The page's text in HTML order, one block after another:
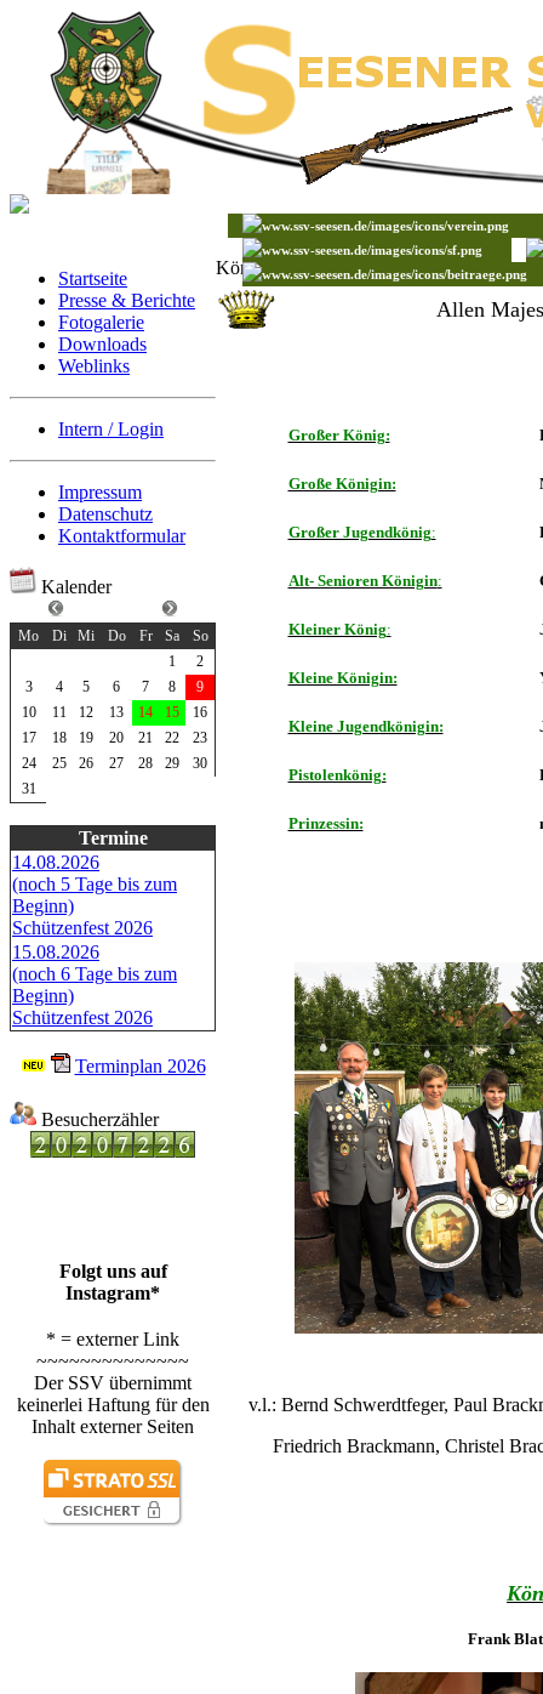
Startseite
Presse & Berichte
Fotogalerie
Downloads
Weblinks
Intern / Login
Impressum
Datenschutz
Kontaktformular
Kalender
Mo
Di Mi Do Fr Sa
So
1
2
3
4 5 6 7 8
9
10
11 12 13 14 15
16
17
18 19 20 21 22
23
24
25 26 27 28 29
30
31
Termine
14.08.2026
(noch 5 Tage bis zum
Beginn)
Schützenfest 2026
15.08.2026
(noch 6 Tage bis zum
Beginn)
Schützenfest 2026
Terminplan 2026
Besucherzähler
Folgt uns auf
Instagram*
* = externer Link
~~~~~~~~~~~~~~
Der SSV übernimmt
keinerlei Haftung für den
Inhalt externer Seiten
Könige 2015
Allen
Großer König:
Große Königin:
Großer Jugendkönig:
Alt- Senioren Königin:
Kleiner König:
Kleine Königin:
Kleine Jugendkönigin:
Pistolenkönig:
Prinzessin:
v.l.: Bernd Schwerdtfeger, Paul
Friedrich Brackmann, Christel
Frank